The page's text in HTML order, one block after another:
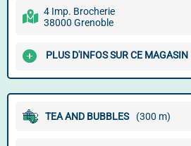
4 Imp. Brocherie
38000 Grenoble
PLUS D'INFOS SUR CE MAGASIN
TEA AND BUBBLES (300 m)